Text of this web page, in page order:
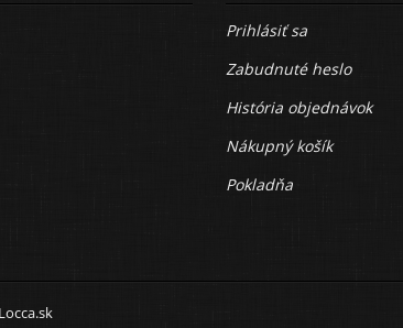
Prihlásiť sa
Zabudnuté heslo
História objednávok
Nákupný košík
Pokladňa
Locca.sk